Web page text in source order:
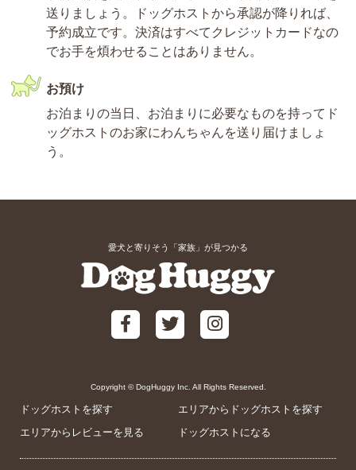
送りましょう。ドッグホストから承認が降りれば、
予約成立です。決済はすべてクレジットカードなの
でお手を煩わせることはありません。
お預け
お泊まりの当日、お泊まりに必要なものを持ってド
ッグホストのお家にわんちゃんを送り届けましょ
う。
愛犬と寄りそう「家族」が見つかる
Copyright © DogHuggy Inc. All Rights Reserved.
ドッグホストを探す
エリアからドッグホストを探す
エリアからレビューを見る
ドッグホストになる